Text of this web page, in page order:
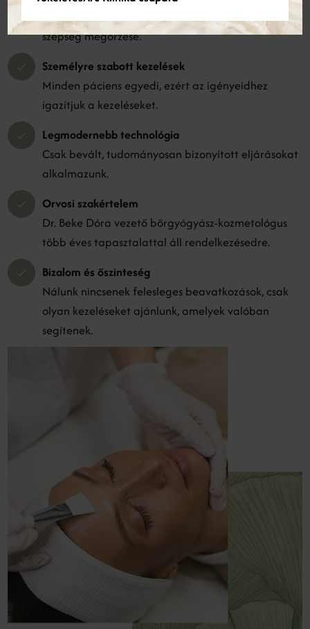
Hitvallásunk a harmonikus, arányos és természetes
szépség megőrzése.
Személyre szabott kezelések
Minden páciens egyedi, ezért az igényeidhez
igazítjuk a kezeléseket.
Legmodernebb technológia
Csak bevált, tudományosan bizonyított eljárásokat
alkalmazunk.
Orvosi szakértelem
Dr. Beke Dóra vezető bőrgyógyász-kozmetológus
több éves tapasztalattal áll rendelkezésedre.
Bizalom és őszinteség
Nálunk nincsenek felesleges beavatkozások, csak
olyan kezeléseket ajánlunk, amelyek valóban
segítenek.